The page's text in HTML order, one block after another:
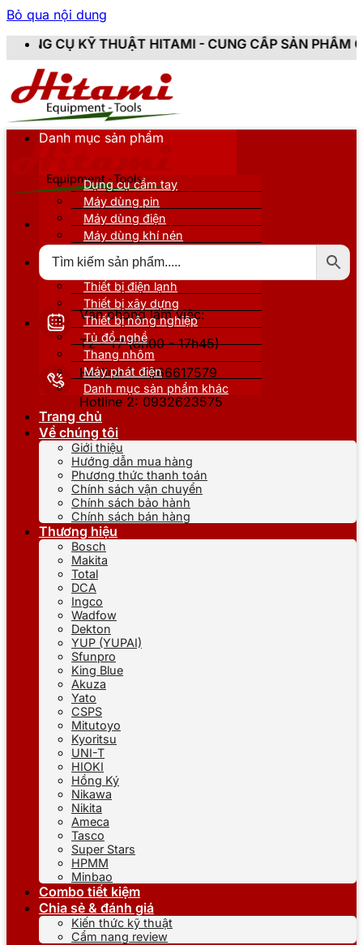
Bỏ qua nội dung
HITAMI - CUNG CẤP SẢN PHẨM CHÍNH HÃNG,
Văn phòng làm việc:
T2 - T7 (8h00 - 17h45)
Hotline 1: 0866617579
Hotline 2: 0932623575
Danh mục sản phẩm
Dụng cụ cầm tay
Máy dùng pin
Máy dùng điện
Máy dùng khí nén
Thiết bị nâng đỡ
Thiết bị điện lạnh
Thiết bị xây dựng
Thiết bị nông nghiệp
Tủ đồ nghề
Thang nhôm
Máy phát điện
Danh mục sản phẩm khác
Trang chủ
Về chúng tôi
Giới thiệu
Hướng dẫn mua hàng
Phương thức thanh toán
Chính sách vận chuyển
Chính sách bảo hành
Chính sách bán hàng
Thương hiệu
Bosch
Makita
Total
DCA
Ingco
Wadfow
Dekton
YUP (YUPAI)
Sfunpro
King Blue
Akuza
Yato
CSPS
Mitutoyo
Kyoritsu
UNI-T
HIOKI
Hồng Ký
Nikawa
Nikita
Ameca
Tasco
Super Stars
HPMM
Minbao
Combo tiết kiệm
Chia sẻ & đánh giá
Kiến thức kỹ thuật
Cẩm nang review